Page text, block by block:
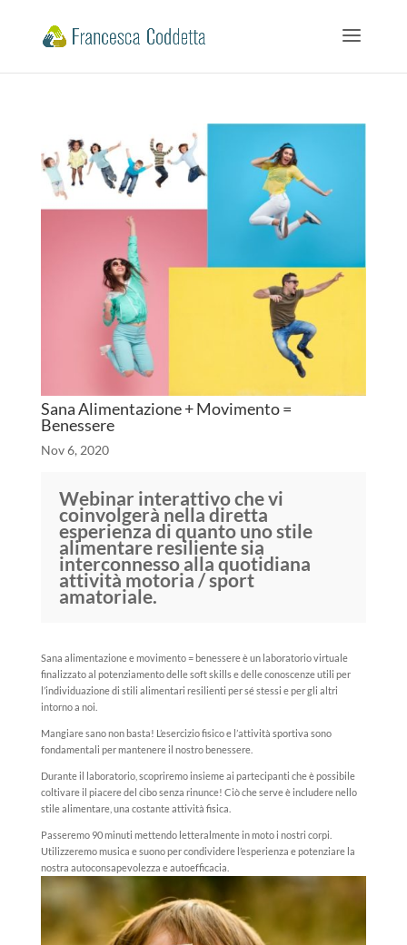
Sana Alimentazione + Movimento =
Benessere
Nov 6, 2020
Webinar interattivo che vi
coinvolgerà nella diretta
esperienza di quanto uno stile
alimentare resiliente sia
interconnesso alla quotidiana
attività motoria / sport
amatoriale.
Sana alimentazione e movimento = benessere è un laboratorio virtuale
finalizzato al potenziamento delle soft skills e delle conoscenze utili per
l’individuazione di stili alimentari resilienti per sé stessi e per gli altri
intorno a noi.
Mangiare sano non basta! L’esercizio fisico e l’attività sportiva sono
fondamentali per mantenere il nostro benessere.
Durante il laboratorio, scopriremo insieme ai partecipanti che è possibile
coltivare il piacere del cibo senza rinunce! Ciò che serve è includere nello
stile alimentare, una costante attività fisica.
Passeremo 90 minuti mettendo letteralmente in moto i nostri corpi.
Utilizzeremo musica e suono per condividere l’esperienza e potenziare la
nostra autoconsapevolezza e autoefficacia.